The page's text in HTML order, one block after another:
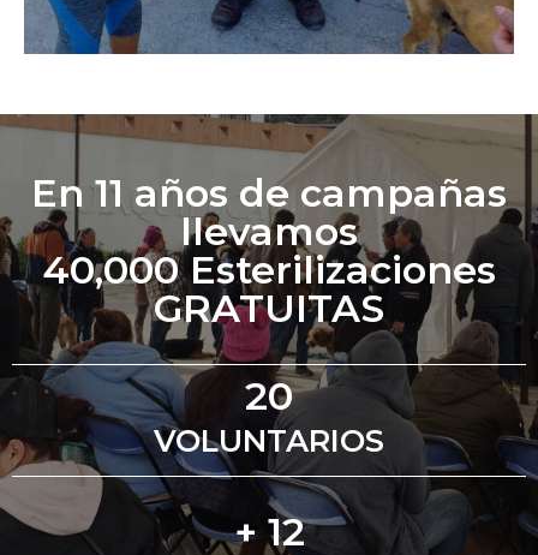
En 11 años de campañas
llevamos
40,000 Esterilizaciones
GRATUITAS
20
VOLUNTARIOS
+ 12